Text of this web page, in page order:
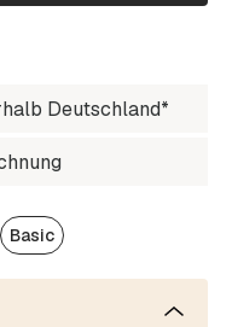
Deutschland*
Basic